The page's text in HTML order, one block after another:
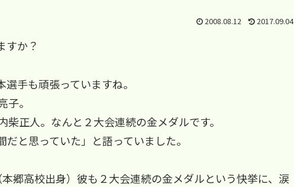
2008.08.12 2017.09.04
すか？
手も頑張っていますね。
。
正人。なんと２大会連続の金メダルです。
と思っていた」と語っていました。
郷高校出身）彼も２大会連続の金メダルという快挙に、涙